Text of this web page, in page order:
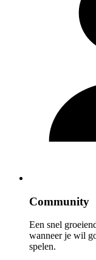
Community
Een snel
wanneer je wil
spelen.